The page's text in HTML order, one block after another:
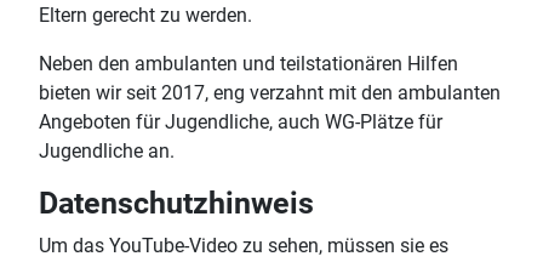
Eltern gerecht zu werden.
Neben den ambulanten und teilstationären Hilfen
bieten wir seit 2017, eng verzahnt mit den ambulanten
Angeboten für Jugendliche, auch WG-Plätze für
Jugendliche an.
Datenschutzhinweis
Um das YouTube-Video zu sehen, müssen sie es